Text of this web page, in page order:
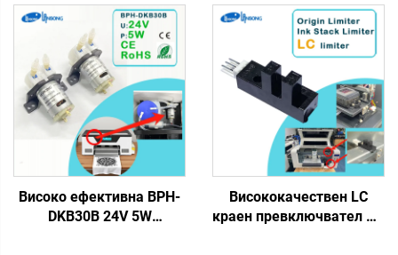
DTF, материнска платка
Kn Fun Lansong DTF
струйни принтери за
тениски
DC 7W, съвместим с еко-
разтворители, нов
аксесоар за струйни
принтери DTF
Високо ефективна BPH-
DKB30B 24V 5W
Висококачествен LC
краен превключвател HR